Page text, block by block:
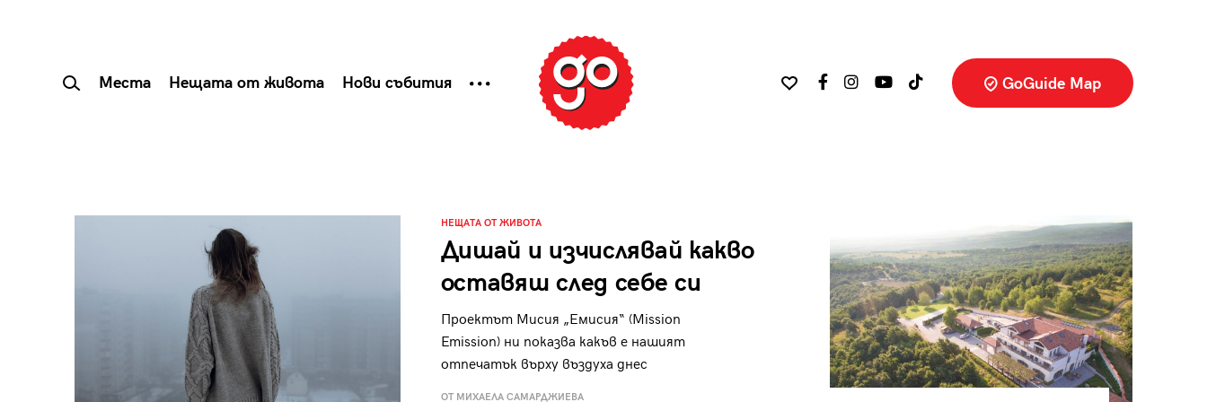
Места Нещата от живота Нови събития GoGuide Map
НЕЩАТА ОТ ЖИВОТА
Дишай и изчислявай какво
оставяш след себе си
Проектът Мисия „Емисия“ (Mission
Emission) ни показва какъв е нашият
отпечатък върху въздуха днес
ОТ МИХАЕЛА САМАРДЖИЕВА